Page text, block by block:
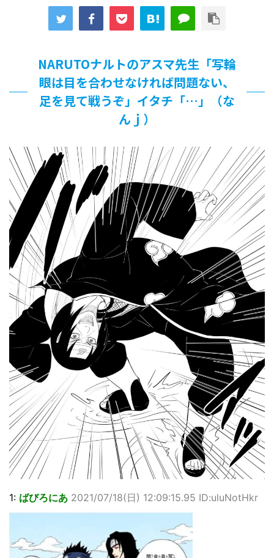
美少女図鑑AWARD2026グランプリ・榎本彩乃、グラビア披
露！透明感が凄い！！
【朗報】齋藤飛鳥、前屈みで完全に見えてる動画が拡散され
【画像】『プリズマ☆イリヤ』の新グッズ、流石に一線を越
えてしまう
北原ももさんの挑発!!!
【画像】顔100点、体30点の女ｗｗｗ
佐藤絢音ちゃん(11)が万バズ！！
超能力が使えるようになったので限界まで極める事にした件
その２
北原ももさんの挑発!!!
【画像】『プリズマ☆イリヤ』の新グッズ、流石に一線を越
えてしまう
敵「ダンクーガは合体するまでが長過ぎてつまらない」←合
体する前から面白いんだよなぁ
まとめチェッカーは閉鎖しました。RSSの解除をお願いしま
す。
【信長の野望・新生】米問屋をどういう時にどこに建てるの
かわからない
NHKにようこそ！を見終えたんだがｗｗｗ
Powered by livedoor 相互RSS
NARUTOナルトのアスマ先生「写輪
眼は目を合わせなければ問題ない、
足を見て戦うぞ」イタチ「…」（な
んｊ）
1: ばびろにあ 2021/07/18(日) 12:09:15.95 ID:uluNotHkr